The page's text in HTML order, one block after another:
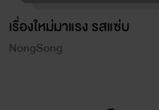
เรื่องใหม่มาแรง รสแซ่บ
์NongSong